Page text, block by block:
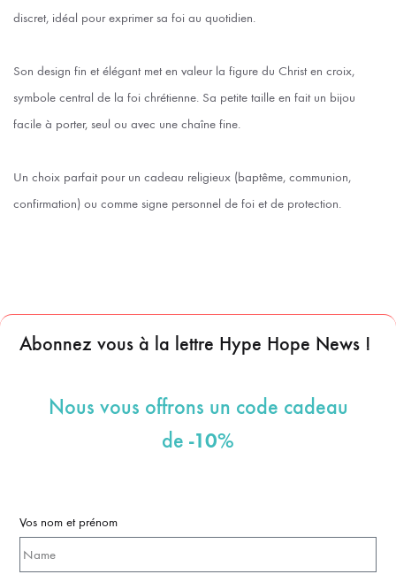
discret, idéal pour exprimer sa foi au quotidien.
Son design fin et élégant met en valeur la figure du Christ en croix,
symbole central de la foi chrétienne. Sa petite taille en fait un bijou
facile à porter, seul ou avec une chaîne fine.
Un choix parfait pour un cadeau religieux (baptême, communion,
confirmation) ou comme signe personnel de foi et de protection.
Abonnez vous à la lettre Hype Hope News !
Nous vous offrons un code cadeau
de -10%
Vos nom et prénom